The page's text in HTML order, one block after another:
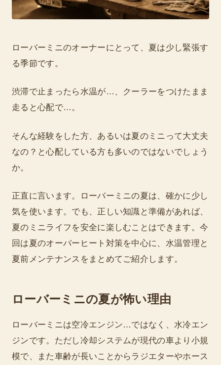
ローバーミニのオーナーにとって、夏は少し緊張す
る季節です。
渋滞で止まったら水温が…、クーラーをつけたまま
走ると心配で…。
そんな経験をした方、あるいは夏のミニって大丈夫
なの？と心配している方も多いのではないでしょう
か。
正直に言います。ローバーミニの夏は、確かに少し
気を使います。でも、正しい知識と準備があれば、
夏のミニライフを安全に楽しむことはできます。今
回は夏のオーバーヒート対策を中心に、水温管理と
夏前メンテナンスをまとめてご紹介します。
ローバーミニの夏が怖い理由
ローバーミニは空冷エンジン…ではなく、水冷エン
ジンです。ただし冷却システムが現代の車より小規
模で、また車齢が長いことからラジエターやホース